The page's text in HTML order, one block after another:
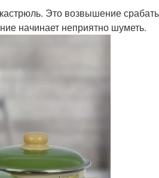
Это возвышение
начинает неприятно шуметь.